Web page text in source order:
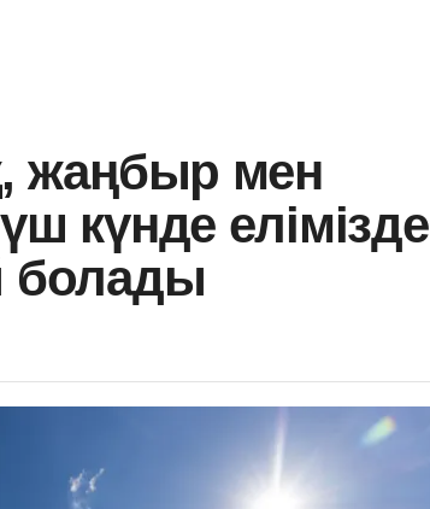
жаңбыр мен
күнде елімізде
болады